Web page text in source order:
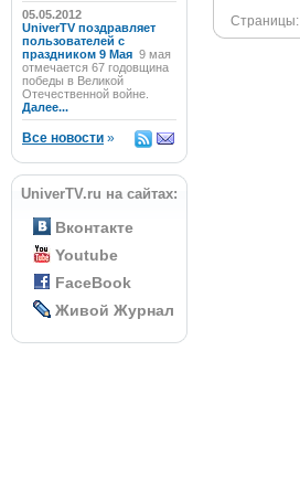
05.05.2012
UniverTV поздравляет
пользователей с
праздником 9 Мая 9 мая
отмечается 67 годовщина
победы в Великой
Отечественной войне.
Далее...
Все новости »
UniverTV.ru на сайтах:
Вконтакте
Youtube
FaceBook
Живой Журнал
Страницы: